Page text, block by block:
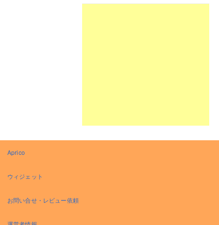
Aprico
ウィジェット
お問い合せ・レビュー依頼